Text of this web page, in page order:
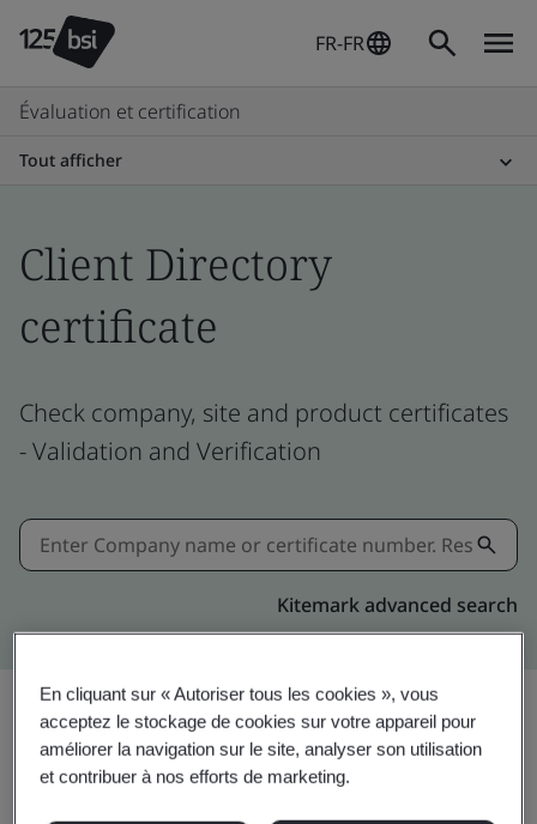
FR-FR
Évaluation et certification
Tout afficher
Client Directory
certificate
Check company, site and product certificates
- Validation and Verification
Kitemark advanced search
Partager:
En cliquant sur « Autoriser tous les cookies », vous
acceptez le stockage de cookies sur votre appareil pour
améliorer la navigation sur le site, analyser son utilisation
et contribuer à nos efforts de marketing.